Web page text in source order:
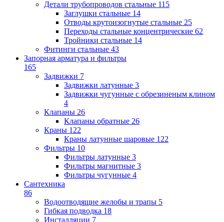
Детали трубопроводов стальные 115
Заглушки стальные 14
Отводы крутоизогнутые стальные 25
Переходы стальные концентрические 62
Тройники стальные 14
Фитинги стальные 43
Запорная арматура и фильтры
165
Задвижки 7
Задвижки латунные 3
Задвижки чугунные с обрезиненым клином
4
Клапаны 26
Клапаны обратные 26
Краны 122
Краны латунные шаровые 122
Фильтры 10
Фильтры латунные 3
Фильтры магнитные 3
Фильтры чугунные 4
Сантехника
86
Водоотводящие желобы и трапы 5
Гибкая подводка 18
Инсталляции 7